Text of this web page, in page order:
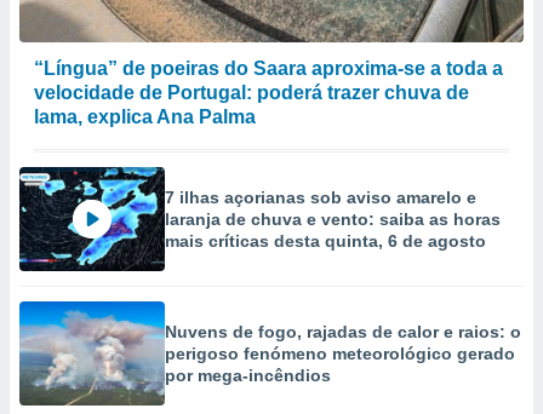
“Língua” de poeiras do Saara aproxima-se a toda a
velocidade de Portugal: poderá trazer chuva de
lama, explica Ana Palma
7 ilhas açorianas sob aviso amarelo e
laranja de chuva e vento: saiba as horas
mais críticas desta quinta, 6 de agosto
Nuvens de fogo, rajadas de calor e raios: o
perigoso fenómeno meteorológico gerado
por mega-incêndios